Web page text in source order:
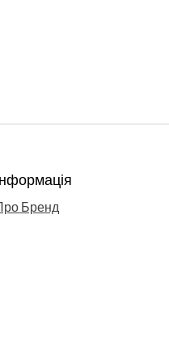
Бренд